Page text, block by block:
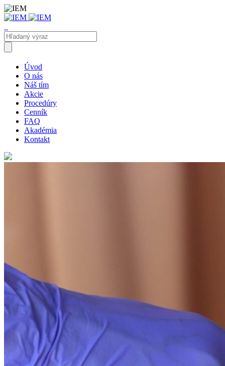
Úvod
O nás
Náš tím
Akcie
Procedúry
Cenník
FAQ
Akadémia
Kontakt